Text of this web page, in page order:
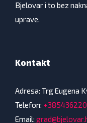
Bjelovar i to bez
uprave.
Kontakt
Adresa: Trg Eugena
Telefon:
Email: